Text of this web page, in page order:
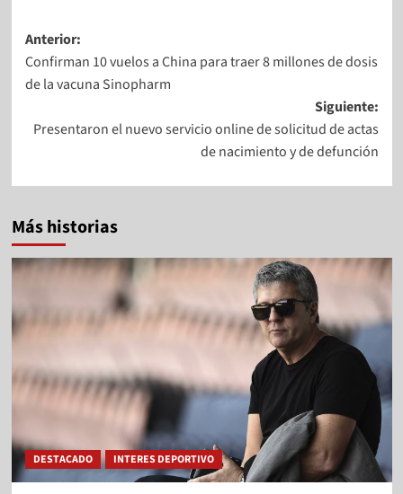
Anterior:
Confirman 10 vuelos a China para traer 8 millones de dosis
de la vacuna Sinopharm
Siguiente:
Presentaron el nuevo servicio online de solicitud de actas
de nacimiento y de defunción
Más historias
DESTACADO INTERES DEPORTIVO